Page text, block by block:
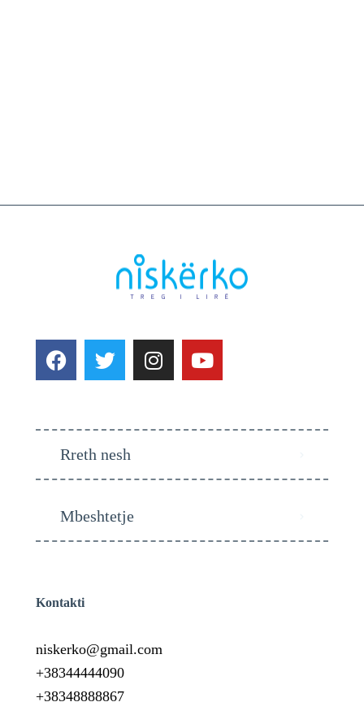
Rreth nesh
Mbeshtetje
Kontakti
niskerko@gmail.com
+38344444090
+38348888867